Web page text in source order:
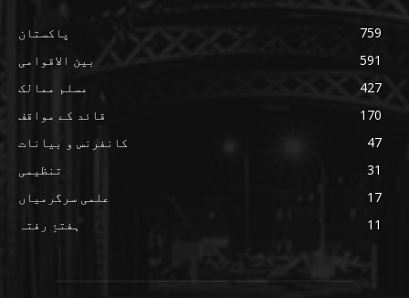
پاکستان
759
بین الاقوامی
591
مسلم ممالک
427
قائد کے مواقف
170
کانفرنس و بیانات
47
تنظیمی
31
علمی سرگرمیاں
17
ہفتۂِ رفتہ
11